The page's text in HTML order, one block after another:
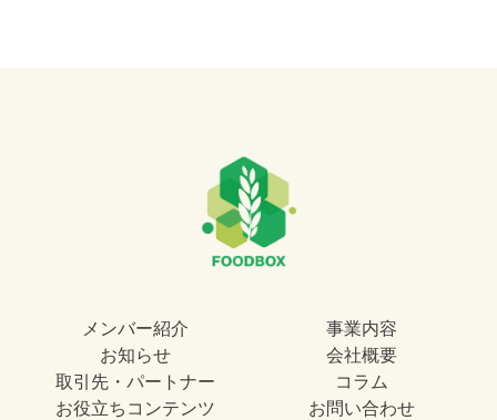
メンバー紹介
事業内容
お知らせ
会社概要
取引先・パートナー
コラム
お役立ちコンテンツ
お問い合わせ